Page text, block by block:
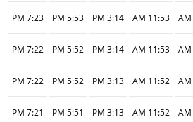
11:53 AM
3:14 PM
5:53 PM
7:23 PM
11:53 AM
3:14 PM
5:52 PM
7:22 PM
11:52 AM
3:13 PM
5:52 PM
7:22 PM
11:52 AM
3:13 PM
5:51 PM
7:21 PM